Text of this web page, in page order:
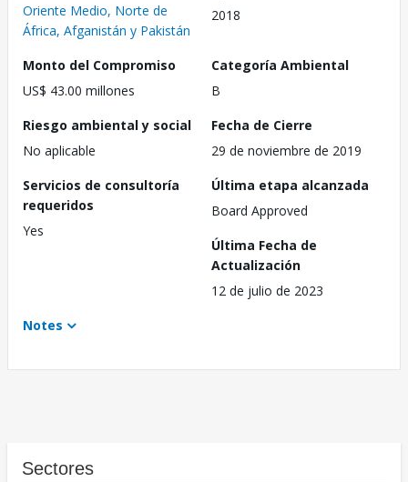
Oriente Medio, Norte de
África, Afganistán y Pakistán
2018
Monto del Compromiso
US$ 43.00 millones
Categoría Ambiental
B
Riesgo ambiental y social
No aplicable
Fecha de Cierre
29 de noviembre de 2019
Servicios de consultoría
requeridos
Yes
Última etapa alcanzada
Board Approved
Última Fecha de
Actualización
12 de julio de 2023
Notes
Sectores